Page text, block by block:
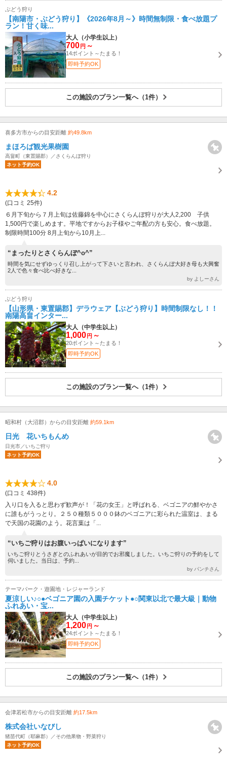
ぶどう狩り
【南陽市・ぶどう狩り】《2026年8月～》時間無制限・食べ放題プ
ラン！甘く味...
大人（小学生以上）
700 円 ～
14ポイント～たまる！
即時予約OK
この施設のプラン一覧へ（1件）
喜多方市からの目安距離 約49.8km
まほろば観光果樹園
高畠町（東置賜郡）／さくらんぼ狩り
ネット予約OK
4.2
(口コミ 25件)
６月下旬から７月上旬は佐藤錦を中心にさくらんぼ狩りが大人2,200 子供
1,500円で楽しめます。平地ですからお子様やご年配の方も安心。食べ放題。
制限時間100分 8月上旬から10月上...
“まったりとさくらんぼ^o^”
時間を気にせずゆっくり召し上がって下さいと言われ、さくらんぼ大好き母も大興奮
2人で色々食べ比べ好きな...
by よしーさん
ぶどう狩り
【山形県・東置賜郡】デラウェア【ぶどう狩り】時間制限なし！！
南陽高畠インター...
大人（中学生以上）
1,000 円 ～
20ポイント～たまる！
即時予約OK
この施設のプラン一覧へ（1件）
昭和村（大沼郡）からの目安距離 約59.1km
日光 花いちもんめ
日光市／いちご狩り
ネット予約OK
4.0
(口コミ 438件)
入り口を入ると思わず歓声が！「花の女王」と呼ばれる、ベゴニアの鮮やかさ
に誰もがうっとり。２５０種類５０００鉢のベゴニアに彩られた温室は、まる
で天国の花園のよう。花言葉は「...
“いちご狩りはお腹いっぱいになります”
いちご狩りとうさぎとのふれあいが目的でお邪魔しました。いちご狩りの予約をして
伺いました。当日は、予約...
by パンチさん
テーマパーク・遊園地・レジャーランド
夏涼しい♪○●ベゴニア園の入園チケット●○関東以北で最大級｜動物
ふれあい・宝...
大人（中学生以上）
1,200 円 ～
24ポイント～たまる！
即時予約OK
この施設のプラン一覧へ（1件）
会津若松市からの目安距離 約17.5km
株式会社いなびし
猪苗代町（耶麻郡）／その他果物・野菜狩り
ネット予約OK